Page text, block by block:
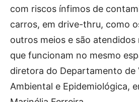
com riscos ínfimos de
carros, em drive-thru, como
outros meios e são
que funcionam no mesmo
diretora do Departamento de
Ambiental e Epidemiológica,